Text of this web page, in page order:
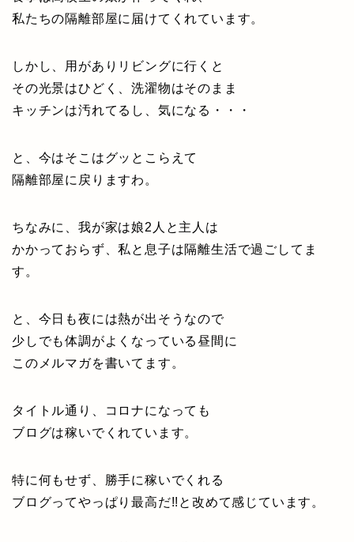
私たちの隔離部屋に届けてくれています。
しかし、用がありリビングに行くと
その光景はひどく、洗濯物はそのまま
キッチンは汚れてるし、気になる・・・
と、今はそこはグッとこらえて
隔離部屋に戻りますわ。
ちなみに、我が家は娘2人と主人は
かかっておらず、私と息子は隔離生活で過ごしてま
す。
と、今日も夜には熱が出そうなので
少しでも体調がよくなっている昼間に
このメルマガを書いてます。
タイトル通り、コロナになっても
ブログは稼いでくれています。
特に何もせず、勝手に稼いでくれる
ブログってやっぱり最高だ!!と改めて感じています。